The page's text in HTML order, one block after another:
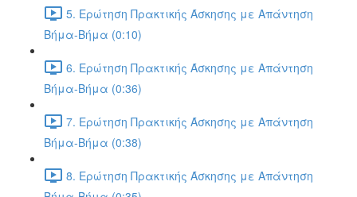
5. Ερώτηση Πρακτικής Άσκησης με Απάντηση
Βήμα-Βήμα (0:10)
6. Ερώτηση Πρακτικής Άσκησης με Απάντηση
Βήμα-Βήμα (0:36)
7. Ερώτηση Πρακτικής Άσκησης με Απάντηση
Βήμα-Βήμα (0:38)
8. Ερώτηση Πρακτικής Άσκησης με Απάντηση